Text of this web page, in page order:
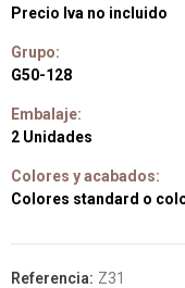
Precio Iva no incluido
Grupo:
G50-128
Embalaje:
2 Unidades
Colores y acabados:
Colores standard o
Referencia: Z31